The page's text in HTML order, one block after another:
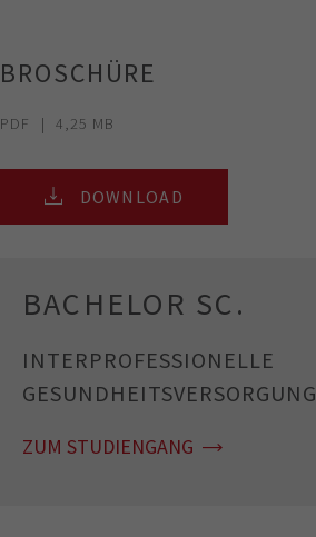
BROSCHÜRE
PDF 4,25 MB
DOWNLOAD
BACHELOR SC.
INTERPROFESSIONELLE
GESUNDHEITSVERSORGUNG
ZUM STUDIENGANG